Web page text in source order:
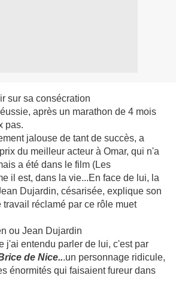
sur sa consécration
après un marathon de 4 mois
pas.
jalouse de tant de succès, a
du meilleur acteur à Omar, qui n'a
a été dans le film (Les
il est, dans la vie...En face de lui, la
Dujardin, césarisée, explique son
travail réclamé par ce rôle muet
j'ai entendu parler de lui, c'est par
de Nice...un personnage ridicule,
énormités qui faisaient fureur dans